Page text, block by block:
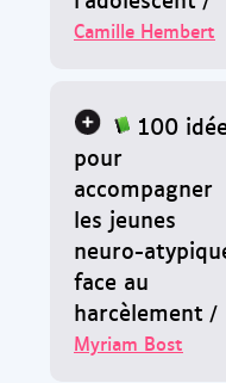
Camille Hembert
100
pour
accompagner
les jeunes
neuro-
face au
harcèlement /
Myriam Bost